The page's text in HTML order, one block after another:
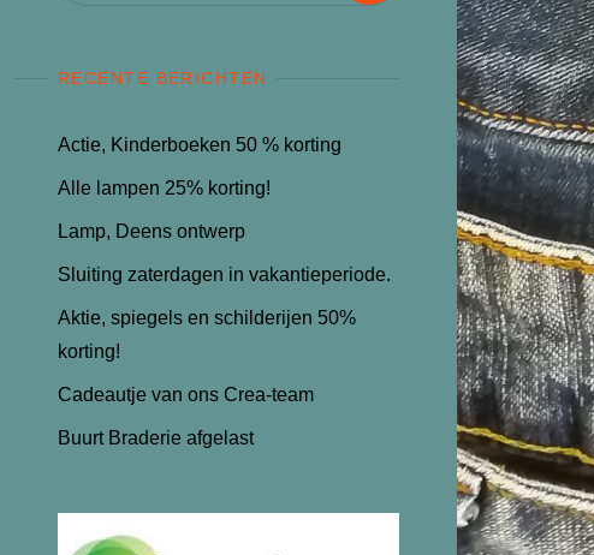
RECENTE BERICHTEN
Actie, Kinderboeken 50 % korting
Alle lampen 25% korting!
Lamp, Deens ontwerp
Sluiting zaterdagen in vakantieperiode.
Aktie, spiegels en schilderijen 50%
korting!
Cadeautje van ons Crea-team
Buurt Braderie afgelast